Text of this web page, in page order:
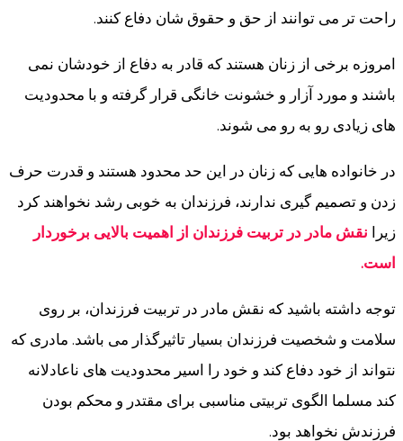
راحت تر می توانند از حق و حقوق شان دفاع کنند.
امروزه برخی از زنان هستند که قادر به دفاع از خودشان نمی
باشند و مورد آزار و خشونت خانگی قرار گرفته و با محدودیت
های زیادی رو به رو می شوند.
در خانواده هایی که زنان در این حد محدود هستند و قدرت حرف
زدن و تصمیم گیری ندارند، فرزندان به خوبی رشد نخواهند کرد
زیرا نقش مادر در تربیت فرزندان از اهمیت بالایی برخوردار
است.
توجه داشته باشید که نقش مادر در تربیت فرزندان، بر روی
سلامت و شخصیت فرزندان بسیار تاثیرگذار می باشد. مادری که
نتواند از خود دفاع کند و خود را اسیر محدودیت های ناعادلانه
کند مسلما الگوی تربیتی مناسبی برای مقتدر و محکم بودن
فرزندش نخواهد بود.